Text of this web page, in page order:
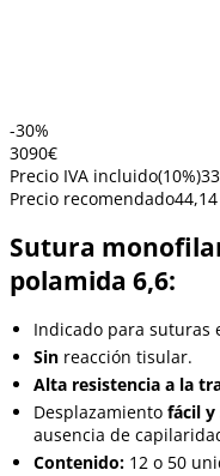
-30%
3090€
Precio IVA incluido(10%)
Precio recomendado
Sutura
polamida 6,6:
Indicado para suturas
Sin reacción tisular.
Alta resistencia a la
Desplazamiento fácil y
ausencia de
Contenido: 12 o 50